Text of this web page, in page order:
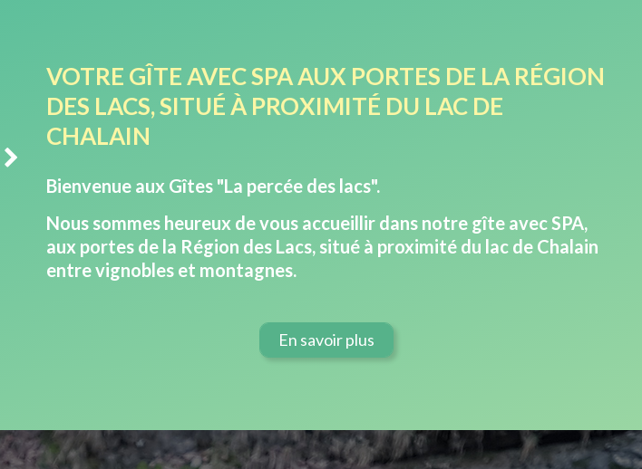
VOTRE GÎTE AVEC SPA AUX PORTES DE LA RÉGION
DES LACS, SITUÉ À PROXIMITÉ DU LAC DE
CHALAIN
Bienvenue aux Gîtes "La percée des lacs".
Nous sommes heureux de vous accueillir dans notre gîte avec SPA,
aux portes de la Région des Lacs, situé à proximité du lac de Chalain
entre vignobles et montagnes.
En savoir plus